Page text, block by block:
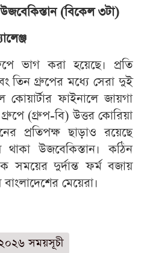
(বিকেল ৩টা)
ভাগ করা হয়েছে। প্রতি
তিন গ্রুপের মধ্যে সেরা দুই
কোয়ার্টার ফাইনালে জায়গা
(গ্রুপ-বি) উত্তর কোরিয়া
প্রতিপক্ষ ছাড়াও রয়েছে
থাকা উজবেকিস্তান। কঠিন
সময়ের দুর্দান্ত ফর্ম বজায়
মেয়েরা।
সময়সূচী